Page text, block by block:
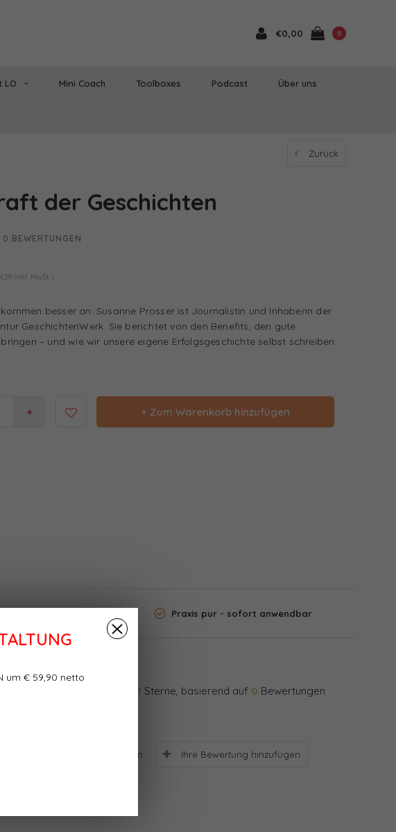
um € 59,90 netto
€0,00 0
LO Mini Coach Toolboxes Podcast Über uns
Zurück
der Geschichten
0 BEWERTUNGEN
Inkl. MwSt.)
besser an: Susanne Prosser ist Journalistin und Inhaberin der
GeschichtenWerk. Sie berichtet von den Benefits, den gute
– und wie wir unsere eigene Erfolgsgeschichte selbst schreiben
+ + Zum Warenkorb hinzufügen
Praxis pur - sofort anwendbar
0 Sterne, basierend auf 0 Bewertungen
basierend auf Bewertungen Ihre Bewertung hinzufügen